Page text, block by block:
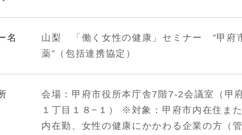
名
山梨 「働く女性の健康」セミナー ”甲府
薬”（包括連携協定）
会場：甲府市役所本庁舎7階7-2会議室（甲
１丁目１８−１） ※対象：甲府市内在住ま
内在勤、女性の健康にかかわる企業の方（